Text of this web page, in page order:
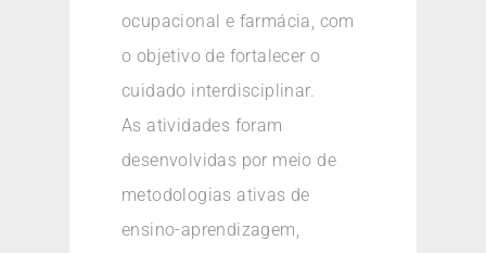
ocupacional e farmácia, com
o objetivo de fortalecer o
cuidado interdisciplinar.
As atividades foram
desenvolvidas por meio de
metodologias ativas de
ensino-aprendizagem,